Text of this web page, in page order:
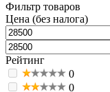
Фильтр товаров
Цена (без налога)
Рейтинг
0
0